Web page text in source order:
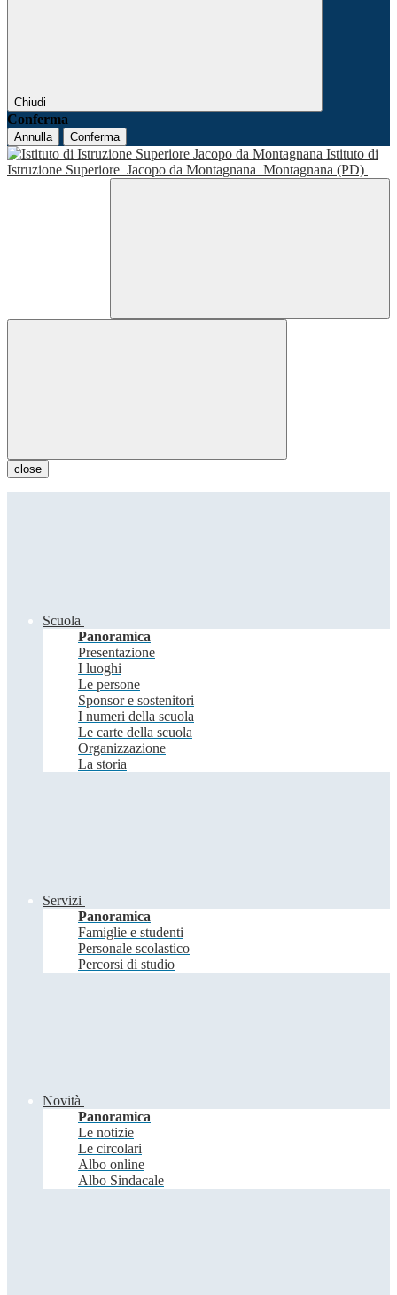
Chiudi
Conferma
Annulla Conferma
Istituto di
Istruzione Superiore Jacopo da Montagnana Montagnana (PD)
close
Scuola
Panoramica
Presentazione
I luoghi
Le persone
Sponsor e sostenitori
I numeri della scuola
Le carte della scuola
Organizzazione
La storia
Servizi
Panoramica
Famiglie e studenti
Personale scolastico
Percorsi di studio
Novità
Panoramica
Le notizie
Le circolari
Albo online
Albo Sindacale